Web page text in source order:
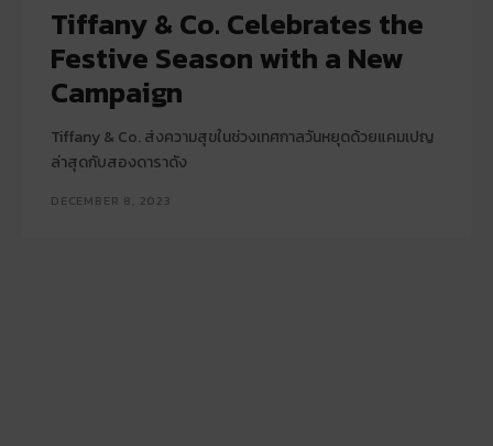
Tiffany & Co. Celebrates the
Festive Season with a New
Campaign
Tiffany & Co. ส่งความสุขในช่วงเทศกาลวันหยุดด้วยแคมเปญ
ล่าสุดกับสองดาราดัง
DECEMBER 8, 2023